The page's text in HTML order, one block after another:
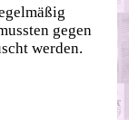
gegen
werden.